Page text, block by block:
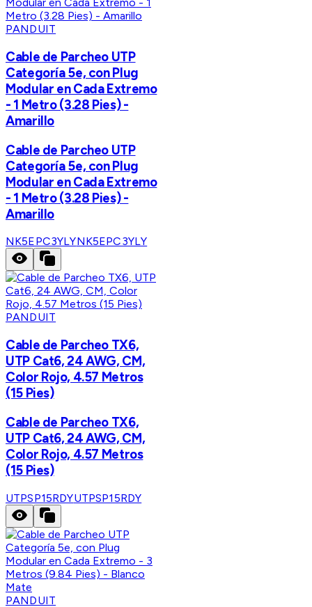
PANDUIT
Cable de Parcheo UTP
Categoría 5e, con Plug
Modular en Cada Extremo
- 1 Metro (3.28 Pies) -
Amarillo
Cable de Parcheo UTP
Categoría 5e, con Plug
Modular en Cada Extremo
- 1 Metro (3.28 Pies) -
Amarillo
NK5EPC3YLYNK5EPC3YLY
PANDUIT
Cable de Parcheo TX6,
UTP Cat6, 24 AWG, CM,
Color Rojo, 4.57 Metros
(15 Pies)
Cable de Parcheo TX6,
UTP Cat6, 24 AWG, CM,
Color Rojo, 4.57 Metros
(15 Pies)
UTPSP15RDYUTPSP15RDY
PANDUIT